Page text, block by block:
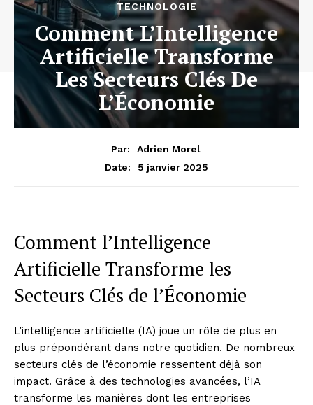
TECHNOLOGIE
Comment L’Intelligence
Artificielle Transforme
Les Secteurs Clés De
L’Économie
Par:
Adrien Morel
Date:
5 janvier 2025
Comment l’Intelligence
Artificielle Transforme les
Secteurs Clés de l’Économie
L’intelligence artificielle (IA) joue un rôle de plus en
plus prépondérant dans notre quotidien. De nombreux
secteurs clés de l’économie ressentent déjà son
impact. Grâce à des technologies avancées, l’IA
transforme les manières dont les entreprises